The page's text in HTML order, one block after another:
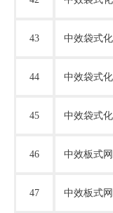
43 中效袋式
44 中效袋式
45 中效袋式
46 中效板式
47 中效板式